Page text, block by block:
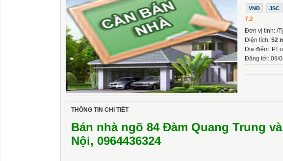
VNĐ JSC
7.2
Đơn vị tính: /
Diện tích: 52
Địa điểm:
Đăng tới: 09/
THÔNG TIN CHI TIẾT
Bán nhà ngõ 84 Đàm Quang Trung
Nội, 0964436324